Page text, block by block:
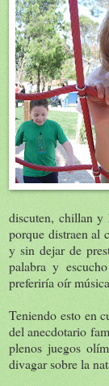
discuten, chillan y
porque distraen al
y sin dejar de
palabra y
preferiría oír
Teniendo esto en
del anecdotario
plenos juegos
divagar sobre la